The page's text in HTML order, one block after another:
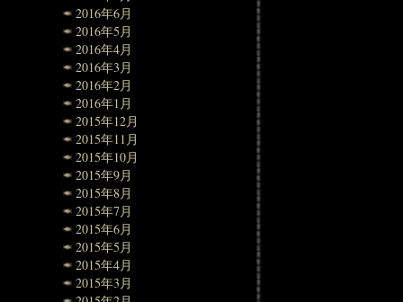
2016年6月
2016年5月
2016年4月
2016年3月
2016年2月
2016年1月
2015年12月
2015年11月
2015年10月
2015年9月
2015年8月
2015年7月
2015年6月
2015年5月
2015年4月
2015年3月